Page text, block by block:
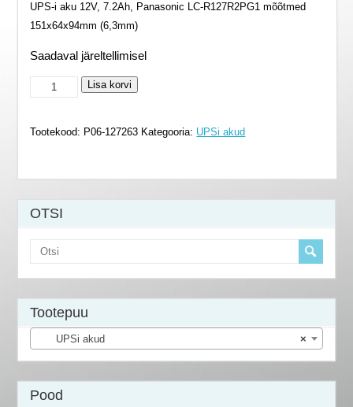
UPS-i aku 12V, 7.2Ah, Panasonic LC-R127R2PG1 mõõtmed
151x64x94mm (6,3mm)
Saadaval järeltellimisel
UPSi
Lisa korvi
Tootekood: P06-127263 Kategooria: UPSi akud
OTSI
Tootepuu
×
UPSi akud
Pood